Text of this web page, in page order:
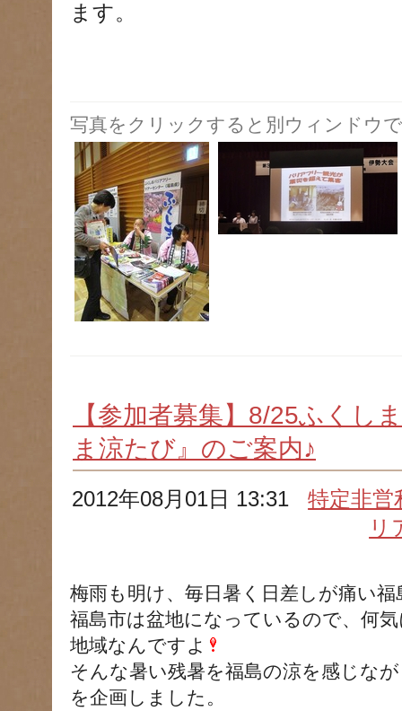
ます。
写真をクリックすると別ウィンドウ
【参加者募集】8/25ふくし
ま涼たび』のご案内♪
2012年08月01日 13:31特定非
リ
梅雨も明け、毎日暑く日差しが痛い福
福島市は盆地になっているので、何
地域なんですよ
そんな暑い残暑を福島の涼を感じな
を企画しました。